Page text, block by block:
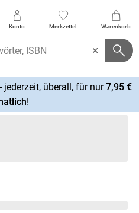
Konto Merkzettel Warenkorb
jederzeit, überall, für nur7,95 €
!